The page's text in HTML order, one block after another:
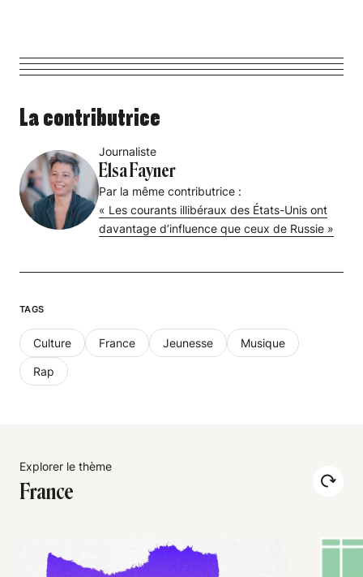
La contributrice
Journaliste
Elsa Fayner
Par la même contributrice :
« Les courants illibéraux des États-Unis ont
davantage d’influence que ceux de Russie »
TAGS
Culture France Jeunesse Musique
Rap
Explorer le thème
France